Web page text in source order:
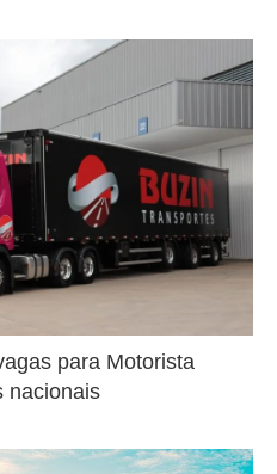
para Motorista
nacionais